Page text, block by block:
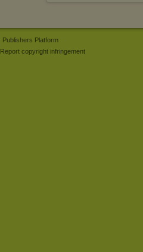
Publishers Platform
Report copyright infringement